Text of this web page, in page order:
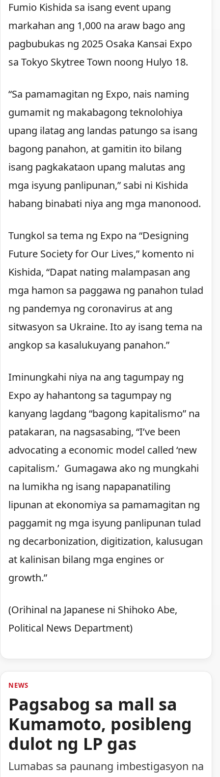
Fumio Kishida sa isang event upang
markahan ang 1,000 na araw bago ang
pagbubukas ng 2025 Osaka Kansai Expo
sa Tokyo Skytree Town noong Hulyo 18.
“Sa pamamagitan ng Expo, nais naming
gumamit ng makabagong teknolohiya
upang ilatag ang landas patungo sa isang
bagong panahon, at gamitin ito bilang
isang pagkakataon upang malutas ang
mga isyung panlipunan,” sabi ni Kishida
habang binabati niya ang mga manonood.
Tungkol sa tema ng Expo na “Designing
Future Society for Our Lives,” komento ni
Kishida, “Dapat nating malampasan ang
mga hamon sa paggawa ng panahon tulad
ng pandemya ng coronavirus at ang
sitwasyon sa Ukraine. Ito ay isang tema na
angkop sa kasalukuyang panahon.”
Iminungkahi niya na ang tagumpay ng
Expo ay hahantong sa tagumpay ng
kanyang lagdang “bagong kapitalismo” na
patakaran, na nagsasabing, “I’ve been
advocating a economic model called ‘new
capitalism.’ Gumagawa ako ng mungkahi
na lumikha ng isang napapanatiling
lipunan at ekonomiya sa pamamagitan ng
paggamit ng mga isyung panlipunan tulad
ng decarbonization, digitization, kalusugan
at kalinisan bilang mga engines or
growth.”
(Orihinal na Japanese ni Shihoko Abe,
Political News Department)
NEWS
Pagsabog sa mall sa
Kumamoto, posibleng
dulot ng LP gas
Lumabas sa paunang imbestigasyon na